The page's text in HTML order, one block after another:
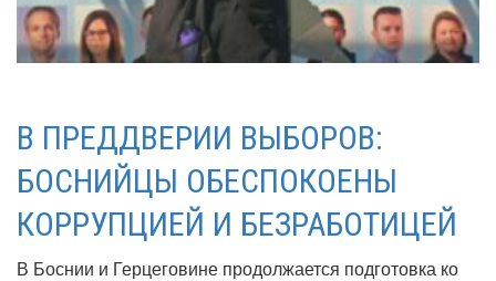
В ПРЕДДВЕРИИ ВЫБОРОВ:
БОСНИЙЦЫ ОБЕСПОКОЕНЫ
КОРРУПЦИЕЙ И БЕЗРАБОТИЦЕЙ
В Боснии и Герцеговине продолжается подготовка ко